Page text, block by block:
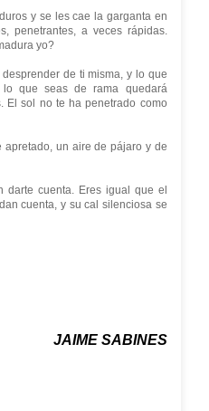
y se les cae la garganta en
penetrantes, a veces rápidas.
yo?
desprender de ti misma, y lo que
que seas de rama quedará
El sol no te ha penetrado como
apretado, un aire de pájaro y de
darte cuenta. Eres igual que el
cuenta, y su cal silenciosa se
JAIME SABINES